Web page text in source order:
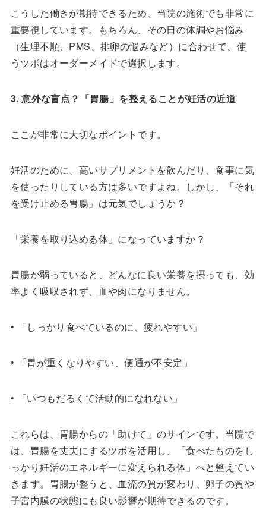
こうした働きが期待できるため、当院の施術でも非常に
重要視しています。もちろん、その日の体調やお悩み
（生理不順、PMS、排卵の悩みなど）に合わせて、使
うツボはオーダーメイドで選択します。
3. 意外な盲点？「胃腸」を整えることが妊活の近道
ここが非常に大切なポイントです。
妊活のために、高いサプリメントを飲んだり、食事に気
を使ったりしている方は多いですよね。しかし、「それ
を受け止める胃腸」は元気でしょうか？
「栄養を取り込める体」になっていますか？
胃腸が弱っていると、どんなに良い栄養を摂っても、効
率よく吸収されず、血や肉になりません。
• 「しっかり食べているのに、疲れやすい」
• 「胃が重くなりやすい、便通が不安定」
• 「いつもだるくて活動的になれない」
これらは、胃腸からの「助けて」のサインです。当院で
は、胃腸を丈夫にするツボを活用し、「食べたものをし
っかり妊活のエネルギーに変えられる体」へと整えてい
きます。胃腸が整うと、血流の質が変わり、卵子の質や
子宮内膜の状態にも良い影響が期待できるのです。